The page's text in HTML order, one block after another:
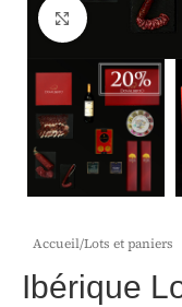
Click to
Accueil/Lots et paniers
Ibérique